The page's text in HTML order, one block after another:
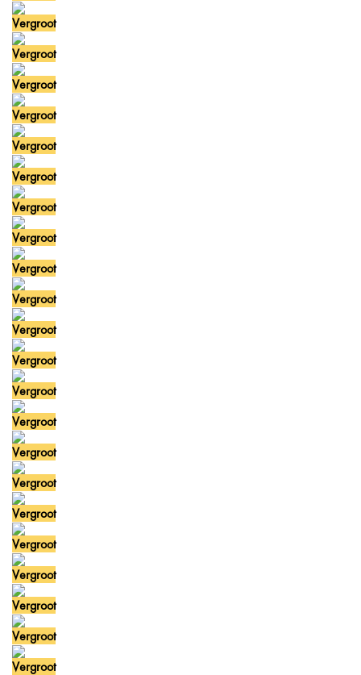
Vergroot
Vergroot
Vergroot
Vergroot
Vergroot
Vergroot
Vergroot
Vergroot
Vergroot
Vergroot
Vergroot
Vergroot
Vergroot
Vergroot
Vergroot
Vergroot
Vergroot
Vergroot
Vergroot
Vergroot
Vergroot
Vergroot